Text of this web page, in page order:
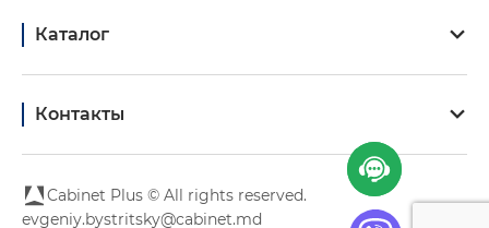
Каталог
Контакты
Cabinet Plus © All rights reserved.
evgeniy.bystritsky@cabinet.md